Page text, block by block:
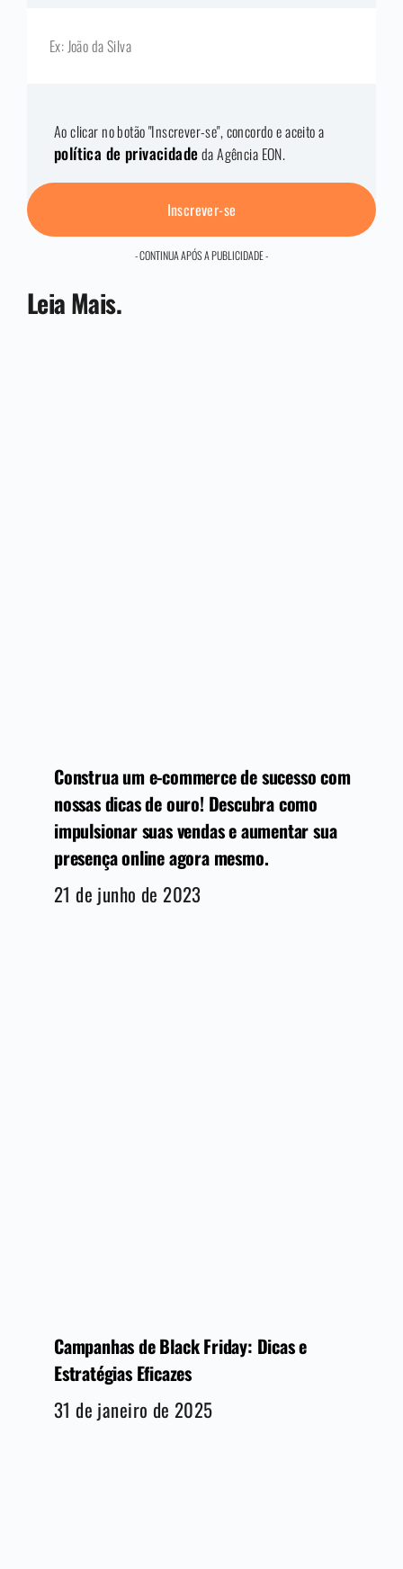
Ao clicar no botão "Inscrever-se", concordo e aceito a
política de privacidadeda Agência EON.
Inscrever-se
- CONTINUA APÓS A PUBLICIDADE -
Leia Mais.
Construa um e-commerce de sucesso com
nossas dicas de ouro! Descubra como
impulsionar suas vendas e aumentar sua
presença online agora mesmo.
21 de junho de 2023
Campanhas de Black Friday: Dicas e
Estratégias Eficazes
31 de janeiro de 2025